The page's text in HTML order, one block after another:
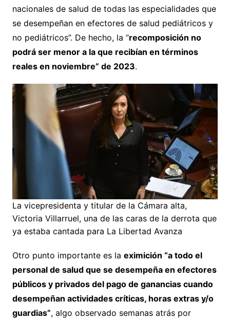
nacionales de salud de todas las especialidades que
se desempeñan en efectores de salud pediátricos y
no pediátricos”. De hecho, la “recomposición no
podrá ser menor a la que recibían en términos
reales en noviembre” de 2023.
La vicepresidenta y titular de la Cámara alta,
Victoria Villarruel, una de las caras de la derrota que
ya estaba cantada para La Libertad Avanza
Otro punto importante es la eximición “a todo el
personal de salud que se desempeña en efectores
públicos y privados del pago de ganancias cuando
desempeñan actividades críticas, horas extras y/o
guardias”, algo observado semanas atrás por